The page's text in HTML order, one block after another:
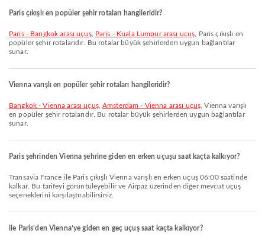
Paris çıkışlı en popüler şehir rotaları hangileridir?
Paris - Bangkok arası uçuş, Paris - Kuala Lumpur arası uçuş , Paris çıkışlı en
popüler şehir rotalarıdır. Bu rotalar büyük şehirlerden uygun bağlantılar
sunar.
Vienna varışlı en popüler şehir rotaları hangileridir?
Bangkok - Vienna arası uçuş,Amsterdam - Vienna arası uçuş , Vienna varışlı
en popüler şehir rotalarıdır. Bu rotalar büyük şehirlerden uygun bağlantılar
sunar.
Paris şehrinden Vienna şehrine giden en erken uçuşu saat kaçta kalkıyor?
Transavia France ile Paris çıkışlı Vienna varışlı en erken uçuş 06:00 saatinde
kalkar. Bu tarifeyi görüntüleyebilir ve Airpaz üzerinden diğer mevcut uçuş
seçeneklerini karşılaştırabilirsiniz.
ile Paris’den Vienna’ye giden en geç uçuş saat kaçta kalkıyor?